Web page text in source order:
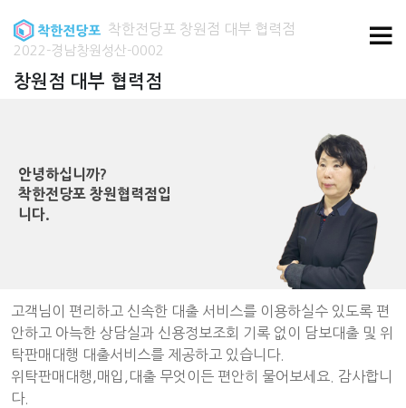
착한전당포 창원점 대부 협력점
2022-경남창원성산-0002
창원점 대부 협력점
안녕하십니까?
착한전당포 창원협력점입
니다.
고객님이 편리하고 신속한 대출 서비스를 이용하실수 있도록 편
안하고 아늑한 상담실과 신용정보조회 기록 없이 담보대출 및 위
탁판매대행 대출서비스를 제공하고 있습니다.
위탁판매대행,매입,대출 무엇이든 편안히 물어보세요. 감사합니
다.